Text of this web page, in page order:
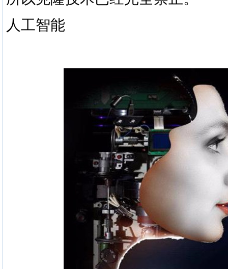
人工智能